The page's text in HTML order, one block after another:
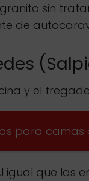
sin
de
y el
para
igual que las